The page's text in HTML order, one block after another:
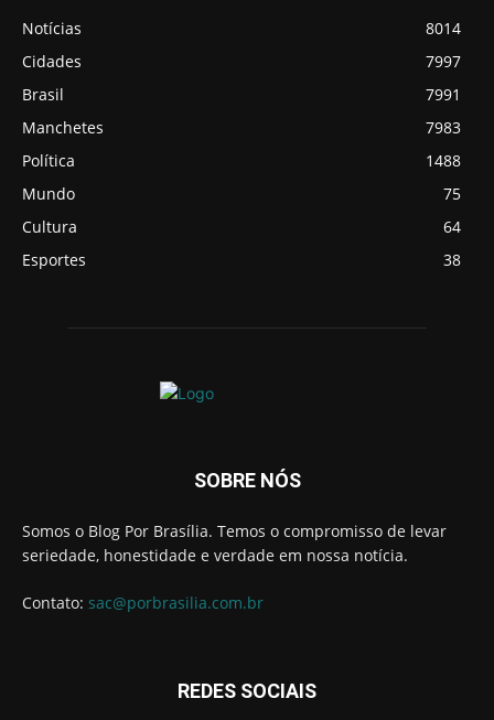
Notícias
8014
Cidades
7997
Brasil
7991
Manchetes
7983
Política
1488
Mundo
75
Cultura
64
Esportes
38
SOBRE NÓS
Somos o Blog Por Brasília. Temos o compromisso de levar
seriedade, honestidade e verdade em nossa notícia.
Contato: sac@porbrasilia.com.br
REDES SOCIAIS